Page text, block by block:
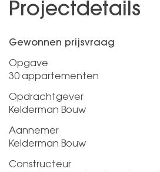
Projectdetails
Gewonnen prijsvraag
Opgave
30 appartementen
Opdrachtgever
Kelderman Bouw
Aannemer
Kelderman Bouw
Constructeur